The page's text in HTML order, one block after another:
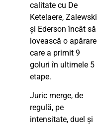
calitate cu De
Ketelaere, Zalewski
și Ederson încât să
lovească o apărare
care a primit 9
goluri în ultimele 5
etape.
Juric merge, de
regulă, pe
intensitate, duel și